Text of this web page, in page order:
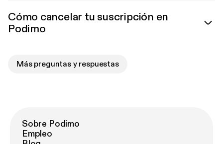
Cómo cancelar tu suscripción en
Podimo
Más preguntas y respuestas
Sobre Podimo
Empleo